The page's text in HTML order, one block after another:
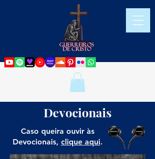
Devocionais
Caso queira ouvir às
Devocionais, clique aqui.